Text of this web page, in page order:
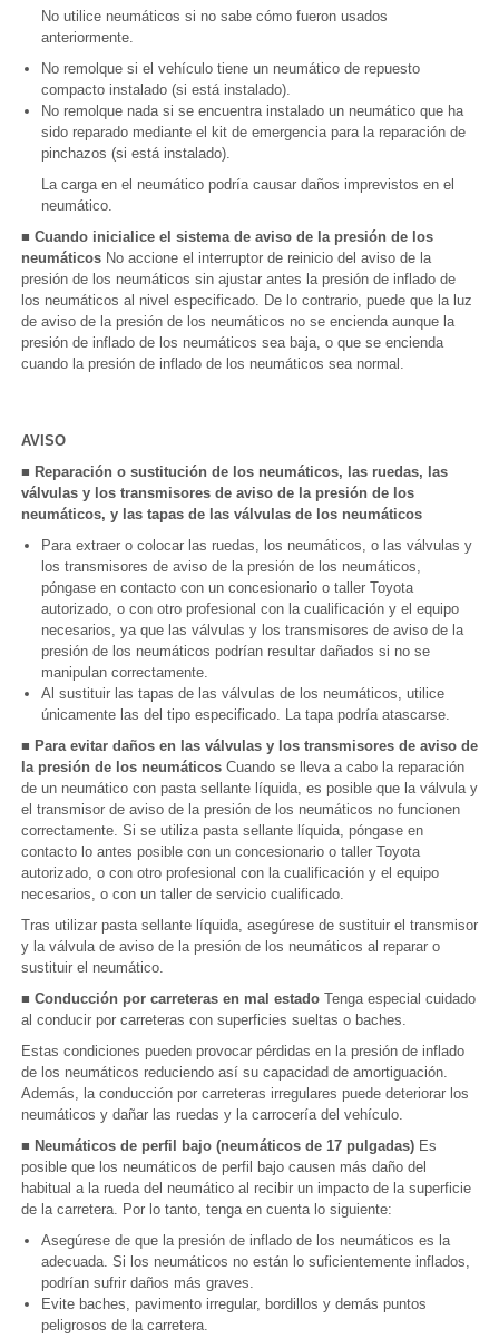
No utilice neumáticos si no sabe cómo fueron usados
anteriormente.
No remolque si el vehículo tiene un neumático de repuesto
compacto instalado (si está instalado).
No remolque nada si se encuentra instalado un neumático que ha
sido reparado mediante el kit de emergencia para la reparación de
pinchazos (si está instalado).
La carga en el neumático podría causar daños imprevistos en el
neumático.
■ Cuando inicialice el sistema de aviso de la presión de los
neumáticos No accione el interruptor de reinicio del aviso de la
presión de los neumáticos sin ajustar antes la presión de inflado de
los neumáticos al nivel especificado. De lo contrario, puede que la luz
de aviso de la presión de los neumáticos no se encienda aunque la
presión de inflado de los neumáticos sea baja, o que se encienda
cuando la presión de inflado de los neumáticos sea normal.
AVISO
■ Reparación o sustitución de los neumáticos, las ruedas, las
válvulas y los transmisores de aviso de la presión de los
neumáticos, y las tapas de las válvulas de los neumáticos
Para extraer o colocar las ruedas, los neumáticos, o las válvulas y
los transmisores de aviso de la presión de los neumáticos,
póngase en contacto con un concesionario o taller Toyota
autorizado, o con otro profesional con la cualificación y el equipo
necesarios, ya que las válvulas y los transmisores de aviso de la
presión de los neumáticos podrían resultar dañados si no se
manipulan correctamente.
Al sustituir las tapas de las válvulas de los neumáticos, utilice
únicamente las del tipo especificado. La tapa podría atascarse.
■ Para evitar daños en las válvulas y los transmisores de aviso de
la presión de los neumáticos Cuando se lleva a cabo la reparación
de un neumático con pasta sellante líquida, es posible que la válvula y
el transmisor de aviso de la presión de los neumáticos no funcionen
correctamente. Si se utiliza pasta sellante líquida, póngase en
contacto lo antes posible con un concesionario o taller Toyota
autorizado, o con otro profesional con la cualificación y el equipo
necesarios, o con un taller de servicio cualificado.
Tras utilizar pasta sellante líquida, asegúrese de sustituir el transmisor
y la válvula de aviso de la presión de los neumáticos al reparar o
sustituir el neumático.
■ Conducción por carreteras en mal estado Tenga especial cuidado
al conducir por carreteras con superficies sueltas o baches.
Estas condiciones pueden provocar pérdidas en la presión de inflado
de los neumáticos reduciendo así su capacidad de amortiguación.
Además, la conducción por carreteras irregulares puede deteriorar los
neumáticos y dañar las ruedas y la carrocería del vehículo.
■ Neumáticos de perfil bajo (neumáticos de 17 pulgadas) Es
posible que los neumáticos de perfil bajo causen más daño del
habitual a la rueda del neumático al recibir un impacto de la superficie
de la carretera. Por lo tanto, tenga en cuenta lo siguiente:
Asegúrese de que la presión de inflado de los neumáticos es la
adecuada. Si los neumáticos no están lo suficientemente inflados,
podrían sufrir daños más graves.
Evite baches, pavimento irregular, bordillos y demás puntos
peligrosos de la carretera.